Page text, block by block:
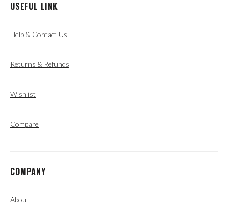
USEFUL LINK
Help & Contact Us
Returns & Refunds
Wishlist
Compare
COMPANY
About